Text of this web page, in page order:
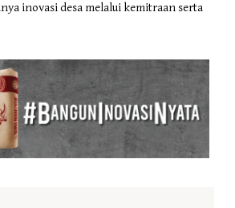
inovasi desa melalui kemitraan serta